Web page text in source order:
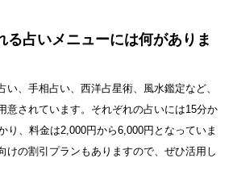
る占いメニューには何がありま
い、手相占い、西洋占星術、風水鑑定など、
意されています。それぞれの占いには15分か
り、料金は2,000円から6,000円となっていま
けの割引プランもありますので、ぜひ活用し